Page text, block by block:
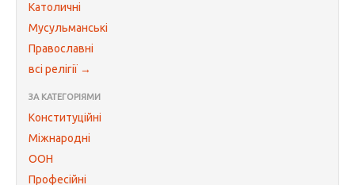
Католичні
Мусульманські
Православні
всі релігії →
ЗА КАТЕГОРІЯМИ
Конституційні
Міжнародні
ООН
Професійні